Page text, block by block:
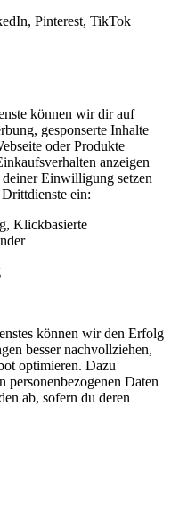
Pinterest, TikTok
können wir dir auf
gesponserte Inhalte
oder Produkte
anzeigen
Einwilligung setzen
ein:
Klickbasierte
können wir den Erfolg
besser nachvollziehen,
optimieren. Dazu
personenbezogenen Daten
ab, sofern du deren